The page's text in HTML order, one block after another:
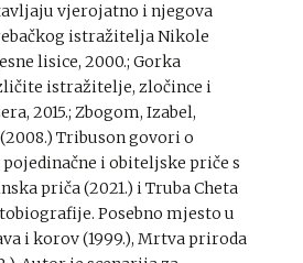
vjerojatno i njegova
istražitelja Nikole
lisice, 2000.; Gorka
istražitelje, zločince i
2015.; Zbogom, Izabel,
Tribuson govori o
pojedinačne i obiteljske priče s
priča (2021.) i Truba Cheta
Posebno mjesto u
i korov (1999.), Mrtva priroda